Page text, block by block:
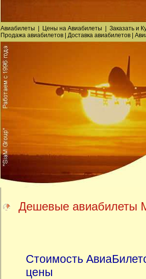
Авиабилеты Цены на Авиабилеты Заказатьи
Продажа авиабилетов| Доставка авиабилетов|
Дешевые авиабилеты
Стоимость
цены